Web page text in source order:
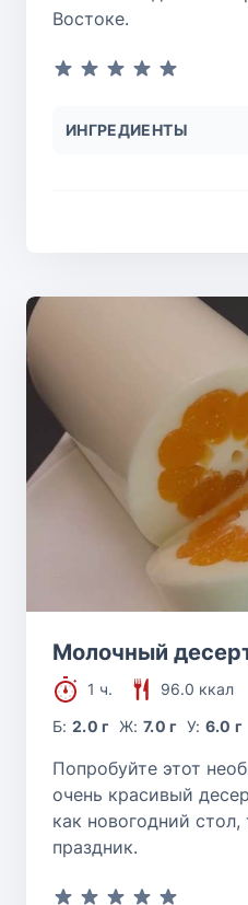
Востоке.
ИНГРЕДИЕНТЫ
Молочный
1 ч.
96.0 ккал
Б:2.0 г Ж: 7.0 г У: 6.0 г
Попробуйте этот
очень красивый
как новогодний
праздник.